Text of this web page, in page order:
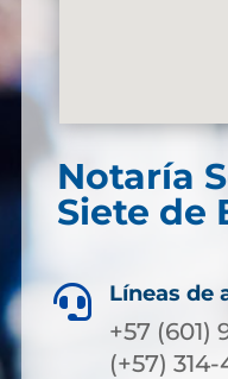
Notaría
Siete de
 Líneas de
+57 (601)
(+57)